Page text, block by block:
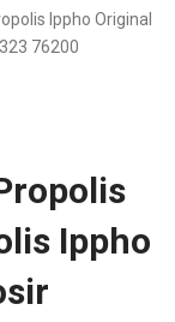
Ippho Original
76200
Ippho